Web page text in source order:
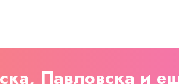
Павловска и